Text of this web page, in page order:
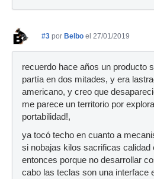
#3 por Belbo el 27/01/2019
recuerdo hace años un producto
partía en dos mitades, y era
americano, y creo que
me parece un territorio por
portabilidad!,
ya tocó techo en cuanto a
si nobajas kilos sacrificas calidad
entonces porque no desarrollar
cabo las teclas son una interface